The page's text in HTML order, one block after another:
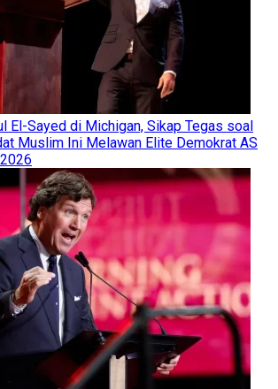
El-Sayed di Michigan, Sikap Tegas soal
Muslim Ini Melawan Elite Demokrat AS